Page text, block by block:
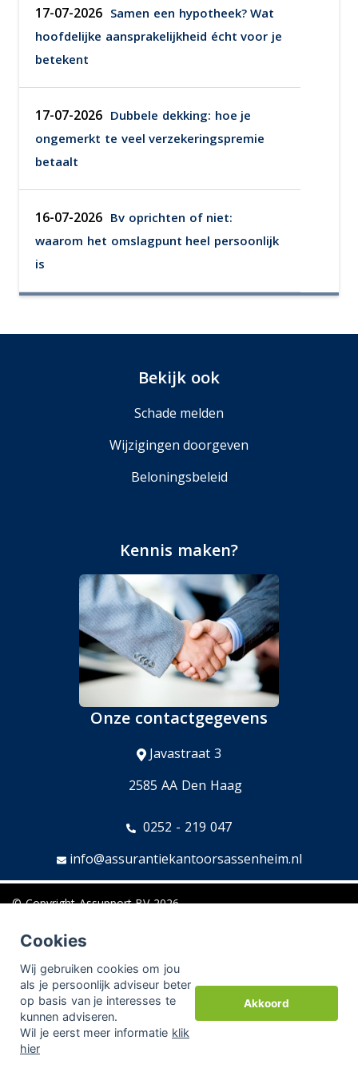
Cookies
Wij gebruiken cookies om jou
als je persoonlijk adviseur beter
op basis van je interesses te
kunnen adviseren.
Wil je eerst meer informatie klik
hier
Akkoord
17-07-2026 Samen een hypotheek? Wat
hoofdelijke aansprakelijkheid écht voor je
betekent
17-07-2026 Dubbele dekking: hoe je
ongemerkt te veel verzekeringspremie
betaalt
16-07-2026 Bv oprichten of niet:
waarom het omslagpunt heel persoonlijk
is
Bekijk ook
Schade melden
Wijzigingen doorgeven
Beloningsbeleid
Kennis maken?
Onze contactgegevens
Javastraat 3
2585 AA Den Haag
0252 - 219 047
info@assurantiekantoorsassenheim.nl
© CopyrightAssupport BV2026
Sitemap
Disclaimer
Aangesloten bij:Adfiz, Erkend Financieel Adviseur